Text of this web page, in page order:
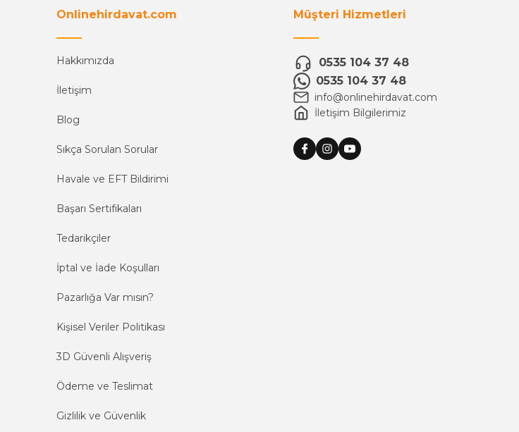
Onlinehirdavat.com
Hakkımızda
İletişim
Blog
Sıkça Sorulan Sorular
Havale ve EFT Bildirimi
Başarı Sertifikaları
Tedarikçiler
İptal ve İade Koşulları
Pazarlığa Var mısın?
Kişisel Veriler Politikası
3D Güvenli Alışveriş
Ödeme ve Teslimat
Gizlilik ve Güvenlik
Müşteri Hizmetleri
0535 104 37 48
0535 104 37 48
info@onlinehirdavat.com
İletişim Bilgilerimiz